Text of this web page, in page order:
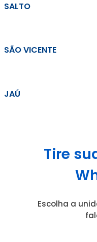
SALTO
SÃO VICENTE
JAÚ
Tire
Escolha a